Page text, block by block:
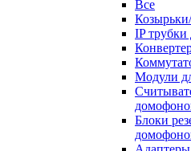
Все
IP
Модули
Блоки